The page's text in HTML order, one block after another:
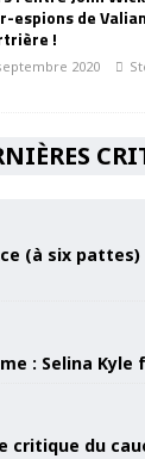
espions de
!
2020
(à six
: Selina
critique du